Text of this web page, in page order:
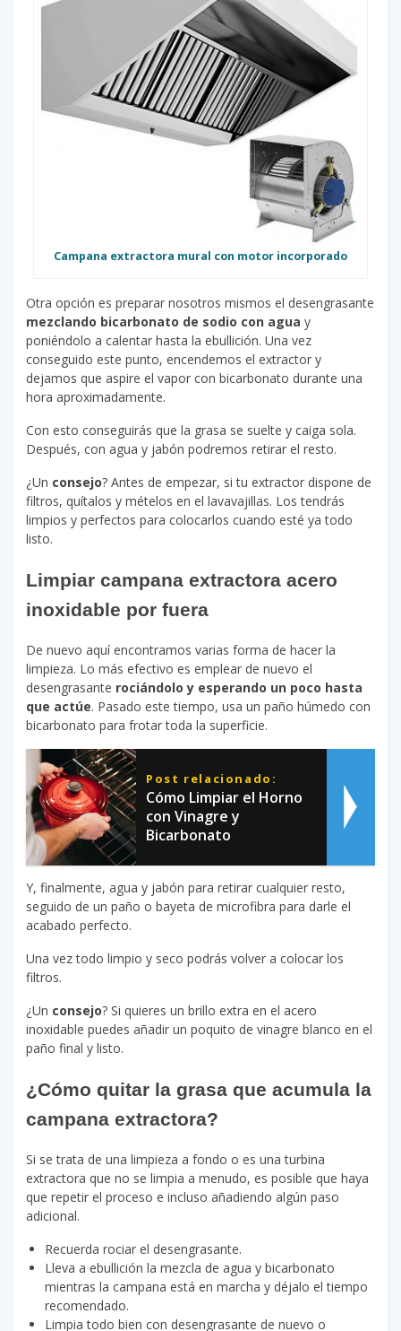
Campana extractora mural con motor incorporado
Otra opción es preparar nosotros mismos el desengrasante
mezclando bicarbonato de sodio con agua y
poniéndolo a calentar hasta la ebullición. Una vez
conseguido este punto, encendemos el extractor y
dejamos que aspire el vapor con bicarbonato durante una
hora aproximadamente.
Con esto conseguirás que la grasa se suelte y caiga sola.
Después, con agua y jabón podremos retirar el resto.
¿Un consejo? Antes de empezar, si tu extractor dispone de
filtros, quítalos y mételos en el lavavajillas. Los tendrás
limpios y perfectos para colocarlos cuando esté ya todo
listo.
Limpiar campana extractora acero
inoxidable por fuera
De nuevo aquí encontramos varias forma de hacer la
limpieza. Lo más efectivo es emplear de nuevo el
desengrasante rociándolo y esperando un poco hasta
que actúe. Pasado este tiempo, usa un paño húmedo con
bicarbonato para frotar toda la superficie.
Post relacionado:
Cómo Limpiar el Horno
con Vinagre y
Bicarbonato
Y, finalmente, agua y jabón para retirar cualquier resto,
seguido de un paño o bayeta de microfibra para darle el
acabado perfecto.
Una vez todo limpio y seco podrás volver a colocar los
filtros.
¿Un consejo? Si quieres un brillo extra en el acero
inoxidable puedes añadir un poquito de vinagre blanco en el
paño final y listo.
¿Cómo quitar la grasa que acumula la
campana extractora?
Si se trata de una limpieza a fondo o es una turbina
extractora que no se limpia a menudo, es posible que haya
que repetir el proceso e incluso añadiendo algún paso
adicional.
Recuerda rociar el desengrasante.
Lleva a ebullición la mezcla de agua y bicarbonato
mientras la campana está en marcha y déjalo el tiempo
recomendado.
Limpia todo bien con desengrasante de nuevo o